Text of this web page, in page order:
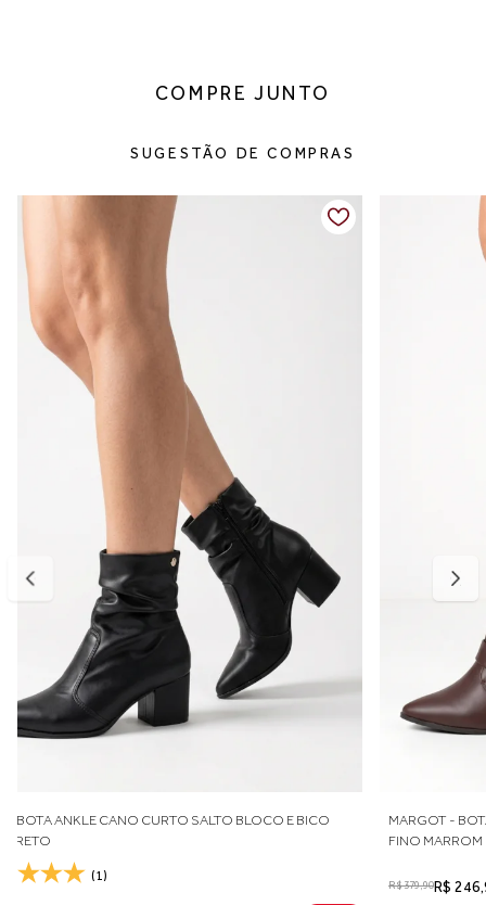
design marcante, bico fino e três fivelas decorativas, ela traz um
visual. O fechamento em zíper lateral facilita o calce e proporciona
praticidade na rotina.
Ideal para compor looks modernos, urbanos e cheios de estilo, é
aquele modelo que se destaca sem abrir mão do conforto.
Detalhes do produto:
Material externo: Couro vegano
Cor: Preto
Salto: Bloco
Altura do salto: Aproximadamente 8 cm
Altura do cano: Aproximadamente 15 cm
Circunferência do cano: Aproximadamente 30 cm
Fechamento: Zíper lateral
Diferencial: Três fivelas decorativas que agregam personalidade ao
Palmilha: Macia e confortável
COMPRE JUNTO
SUGESTÃO DE COMPRAS
LÍGIA - BOTA ANKLE CANO CURTO SALTO BLOCO E BICO
FINO PRETO
FINO
R$